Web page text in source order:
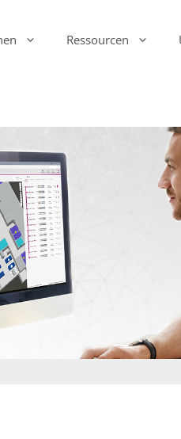
infsoft Assets
infsoft Sensors
infsoft Automation
infsoft CAFM
Ressourcen